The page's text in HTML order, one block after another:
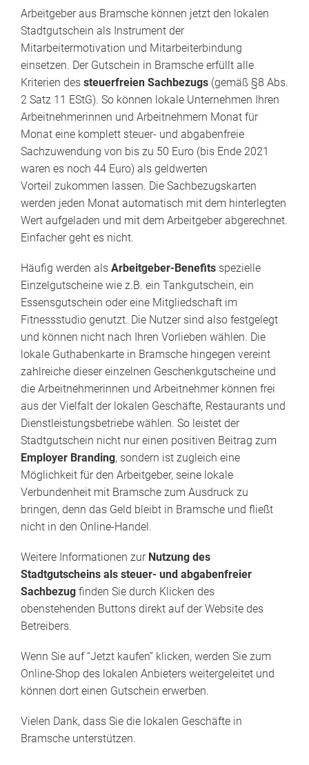
Arbeitgeber aus Bramsche können jetzt den lokalen
Stadtgutschein als Instrument der
Mitarbeitermotivation und Mitarbeiterbindung
einsetzen. Der Gutschein in Bramsche erfüllt alle
Kriterien des steuerfreien Sachbezugs (gemäß §8 Abs.
2 Satz 11 EStG). So können lokale Unternehmen Ihren
Arbeitnehmerinnen und Arbeitnehmern Monat für
Monat eine komplett steuer- und abgabenfreie
Sachzuwendung von bis zu 50 Euro (bis Ende 2021
waren es noch 44 Euro) als geldwerten
Vorteil zukommen lassen. Die Sachbezugskarten
werden jeden Monat automatisch mit dem hinterlegten
Wert aufgeladen und mit dem Arbeitgeber abgerechnet.
Einfacher geht es nicht.
Häufig werden als Arbeitgeber-Benefits spezielle
Einzelgutscheine wie z.B. ein Tankgutschein, ein
Essensgutschein oder eine Mitgliedschaft im
Fitnessstudio genutzt. Die Nutzer sind also festgelegt
und können nicht nach Ihren Vorlieben wählen. Die
lokale Guthabenkarte in Bramsche hingegen vereint
zahlreiche dieser einzelnen Geschenkgutscheine und
die Arbeitnehmerinnen und Arbeitnehmer können frei
aus der Vielfalt der lokalen Geschäfte, Restaurants und
Dienstleistungsbetriebe wählen. So leistet der
Stadtgutschein nicht nur einen positiven Beitrag zum
Employer Branding, sondern ist zugleich eine
Möglichkeit für den Arbeitgeber, seine lokale
Verbundenheit mit Bramsche zum Ausdruck zu
bringen, denn das Geld bleibt in Bramsche und fließt
nicht in den Online-Handel.
Weitere Informationen zur Nutzung des
Stadtgutscheins als steuer- und abgabenfreier
Sachbezug finden Sie durch Klicken des
obenstehenden Buttons direkt auf der Website des
Betreibers.
Wenn Sie auf “Jetzt kaufen” klicken, werden Sie zum
Online-Shop des lokalen Anbieters weitergeleitet und
können dort einen Gutschein erwerben.
Vielen Dank, dass Sie die lokalen Geschäfte in
Bramsche unterstützen.